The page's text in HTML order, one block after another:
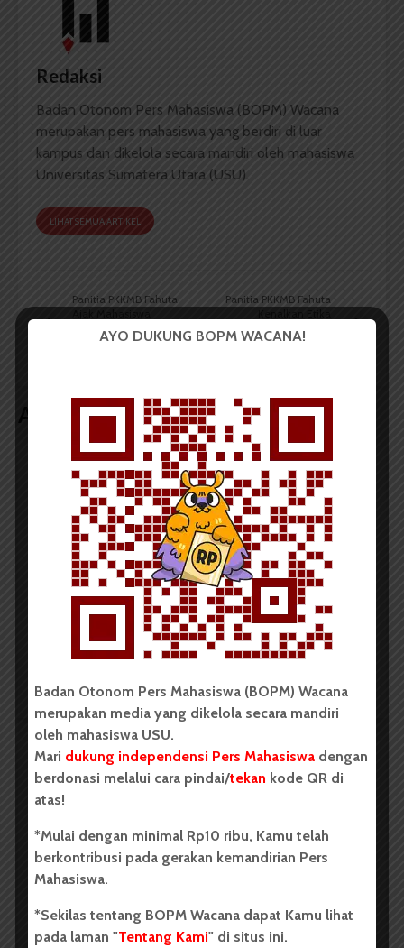
Redaksi
Badan Otonom Pers Mahasiswa (BOPM) Wacana
merupakan pers mahasiswa yang berdiri di luar
kampus dan dikelola secara mandiri oleh mahasiswa
Universitas Sumatera Utara (USU).
LIHAT SEMUA ARTIKEL
Panitia PKKMB Fahuta
Menanam Pohon
Bersama
Panitia PKKMB Fahuta
Rimbawan pada
Mahasiswa
Artikel terkait lain
BERITA KAMPUS
Tim Mahasiswa USU Raih Juara I
Vokal Grup Pada PEKSIMIDA 2026
Dark Mode | Moda Gelap
Oleh: Cyntia Lorena Br Tarigan USU, wacana.org –
Tim mahasiswa Universitas Sumatera Utara...
BERITA KAMPUS
BPDP Sosialisasikan Lomba Riset
Mahasiswa 2026, Dorong Inovasi
Penelitian dalam Sektor
Perkebunan
...
AYO DUKUNG BOPM WACANA!
Badan Otonom Pers Mahasiswa (BOPM) Wacana
merupakan media yang dikelola secara mandiri
oleh mahasiswa USU.
Mari dukung independensi Pers Mahasiswa dengan
berdonasi melalui cara pindai/tekan kode QR di
atas!
*Mulai dengan minimal Rp10 ribu, Kamu telah
berkontribusi pada gerakan kemandirian Pers
Mahasiswa.
*Sekilas tentang BOPM Wacana dapat Kamu lihat
pada laman "Tentang Kami" di situs ini.